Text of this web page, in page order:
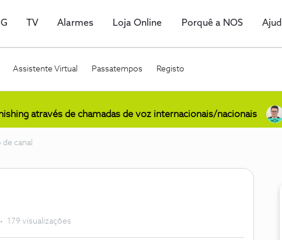
TV Alarmes Loja Online Porquê a NOS
Assistente Virtual Passatempos Registo
através de chamadas de voz internacionais/nacionais
canal
179 visualizações